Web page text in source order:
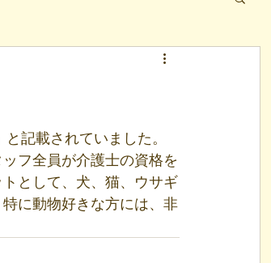
記載されていました。
フ全員が介護士の資格を
として、犬、猫、ウサギ
に動物好きな方には、非